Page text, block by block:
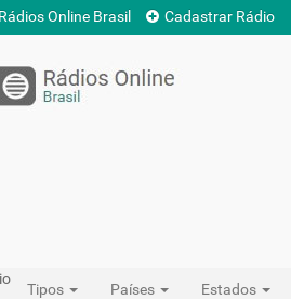
Rádios Online Brasil Cadastrar Rádio
Tipos Países Estados